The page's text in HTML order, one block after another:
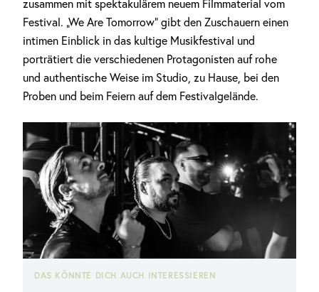
zusammen mit spektakulärem neuem Filmmaterial vom
Festival. „We Are Tomorrow“ gibt den Zuschauern einen
intimen Einblick in das kultige Musikfestival und
porträtiert die verschiedenen Protagonisten auf rohe
und authentische Weise im Studio, zu Hause, bei den
Proben und beim Feiern auf dem Festivalgelände.
DAS KÖNNTE DICH AUCH INTERESSIEREN